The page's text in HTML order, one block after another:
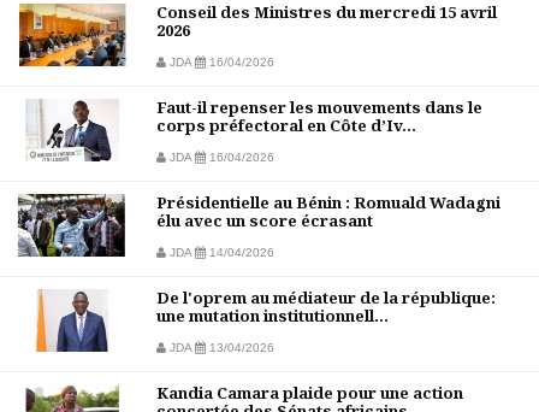
Conseil des Ministres du mercredi 15 avril
2026
JDA 16/04/2026
Faut-il repenser les mouvements dans le
corps préfectoral en Côte d’Iv...
JDA 16/04/2026
Présidentielle au Bénin : Romuald Wadagni
élu avec un score écrasant
JDA 14/04/2026
De l'oprem au médiateur de la république:
une mutation institutionnell...
JDA 13/04/2026
Kandia Camara plaide pour une action